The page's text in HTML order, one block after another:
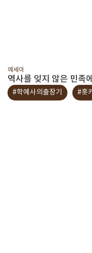
에세이
역사를 잊지 않은 민족
#학예사의출장기 #홋